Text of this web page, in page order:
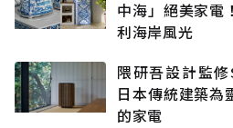
中海」絕美家電
利海岸風光
隈研吾設計監
日本傳統建築為
的家電